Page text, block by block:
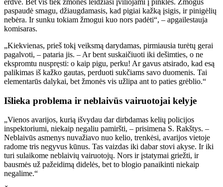
paspaudė smagu, džiaugdamasis, kad pigiai kažką įsigis, ir pinigėlių
nebėra. Ir sunku tokiam žmogui kuo nors padėti“, – apgailestauja
komisaras.
„Kiekvienas, prieš tokį veiksmą darydamas, pirmiausia turėtų gerai
pagalvoti, – pataria jis. – Ar bent suskaičiuoti iki dešimties, o ne
ekspromtu nuspręsti: o kaip pigu, perku! Ar gavus atsirado, kad esą
palikimas iš kažko gautas, perduoti sukčiams savo duomenis. Tai
elementarūs dalykai, bet žmonės vis užlipa ant to paties grėblio.“
Išlieka problema ir neblaivūs vairuotojai kelyje
„Vienos avarijos, kurią išvydau dar dirbdamas kelių policijos
inspektoriumi, niekaip negaliu pamiršti, – prisimena S. Rakštys. –
Neblaivūs asmenys nuvažiavo nuo kelio, trenkėsi, avarijos vietoje
radome tris negyvus kūnus. Tas vaizdas iki dabar stovi akyse. Ir iki
turi sulaikome neblaivių vairuotojų. Nors ir įstatymai griežti, ir
bausmės už pažeidimą didelės, bet to blogio panaikinti niekaip
negalime.“